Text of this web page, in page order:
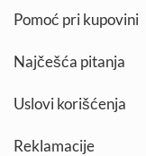
Pomoć pri kupovini
Najčešća pitanja
Uslovi korišćenja
Reklamacije